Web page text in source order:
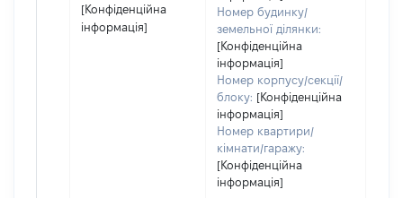
[Конфіденційна
інформація]
Номер будинку/
земельної ділянки:
[Конфіденційна
інформація]
Номер корпусу/секції/
блоку: [Конфіденційна
інформація]
Номер квартири/
кімнати/гаражу:
[Конфіденційна
інформація]